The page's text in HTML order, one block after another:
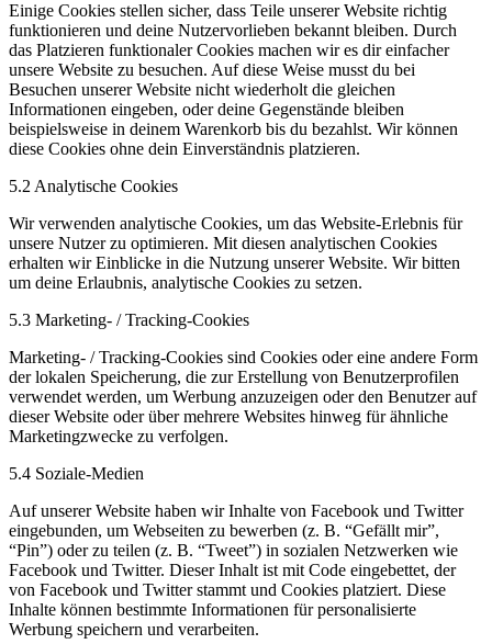
Einige Cookies stellen sicher, dass Teile unserer Website richtig
funktionieren und deine Nutzervorlieben bekannt bleiben. Durch
das Platzieren funktionaler Cookies machen wir es dir einfacher
unsere Website zu besuchen. Auf diese Weise musst du bei
Besuchen unserer Website nicht wiederholt die gleichen
Informationen eingeben, oder deine Gegenstände bleiben
beispielsweise in deinem Warenkorb bis du bezahlst. Wir können
diese Cookies ohne dein Einverständnis platzieren.
5.2 Analytische Cookies
Wir verwenden analytische Cookies, um das Website-Erlebnis für
unsere Nutzer zu optimieren. Mit diesen analytischen Cookies
erhalten wir Einblicke in die Nutzung unserer Website. Wir bitten
um deine Erlaubnis, analytische Cookies zu setzen.
5.3 Marketing- / Tracking-Cookies
Marketing- / Tracking-Cookies sind Cookies oder eine andere Form
der lokalen Speicherung, die zur Erstellung von Benutzerprofilen
verwendet werden, um Werbung anzuzeigen oder den Benutzer auf
dieser Website oder über mehrere Websites hinweg für ähnliche
Marketingzwecke zu verfolgen.
5.4 Soziale-Medien
Auf unserer Website haben wir Inhalte von Facebook und Twitter
eingebunden, um Webseiten zu bewerben (z. B. “Gefällt mir”,
“Pin”) oder zu teilen (z. B. “Tweet”) in sozialen Netzwerken wie
Facebook und Twitter. Dieser Inhalt ist mit Code eingebettet, der
von Facebook und Twitter stammt und Cookies platziert. Diese
Inhalte können bestimmte Informationen für personalisierte
Werbung speichern und verarbeiten.